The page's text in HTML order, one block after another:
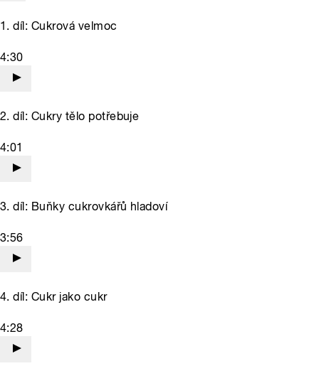
1. díl: Cukrová velmoc
4:30
2. díl: Cukry tělo potřebuje
4:01
3. díl: Buňky cukrovkářů hladoví
3:56
4. díl: Cukr jako cukr
4:28